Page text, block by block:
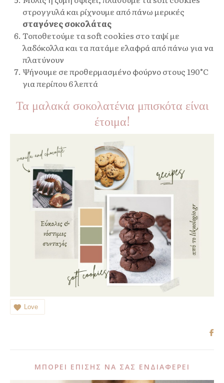
στρογγυλά και ρίχνουμε από πάνω μερικές
σταγόνες σοκολάτας
Τοποθετούμε τα soft cookies στο ταψί με
λαδόκολλα και τα πατάμε ελαφρά από πάνω για να
πλατύνουν
Ψήνουμε σε προθερμασμένο φούρνο στους 190°C
για περίπου 6 λεπτά
Τα μαλακά σοκολατένια μπισκότα είναι
έτοιμα!
Love
ΜΠΟΡΕΊ ΕΠΊΣΗΣ ΝΑ ΣΑΣ ΕΝΔΙΑΦΈΡΕΙ